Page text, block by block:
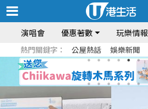
演唱會 優惠著數 玩樂情報
熱門關鍵字： 公屋熱話 娛樂新聞